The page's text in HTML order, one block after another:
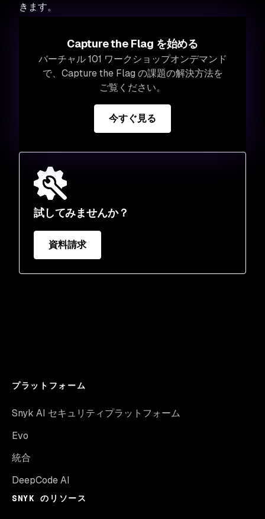
試してみませんか？
資料請求
きます。
Capture the Flag を始める
バーチャル 101 ワークショップオンデマンド
で、Capture the Flag の課題の解決方法を
ご覧ください。
今すぐ見る
プラットフォーム
Snyk AI セキュリティプラットフォーム
Evo
統合
DeepCode AI
SNYK のリソース